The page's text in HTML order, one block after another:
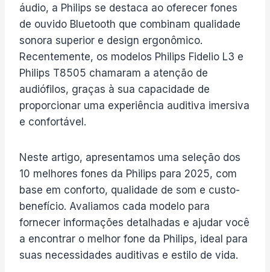
áudio, a Philips se destaca ao oferecer fones
de ouvido Bluetooth que combinam qualidade
sonora superior e design ergonômico.
Recentemente, os modelos Philips Fidelio L3 e
Philips T8505 chamaram a atenção de
audiófilos, graças à sua capacidade de
proporcionar uma experiência auditiva imersiva
e confortável.
Neste artigo, apresentamos uma seleção dos
10 melhores fones da Philips para 2025, com
base em conforto, qualidade de som e custo-
benefício. Avaliamos cada modelo para
fornecer informações detalhadas e ajudar você
a encontrar o melhor fone da Philips, ideal para
suas necessidades auditivas e estilo de vida.